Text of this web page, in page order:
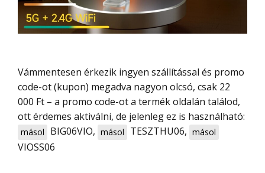
Vámmentesen érkezik ingyen szállítással és promo
code-ot (kupon) megadva nagyon olcsó, csak 22
000 Ft – a promo code-ot a termék oldalán találod,
ott érdemes aktiválni, de jelenleg ez is használható:
másol BIG06VIO, másol TESZTHU06, másol
VIOSS06